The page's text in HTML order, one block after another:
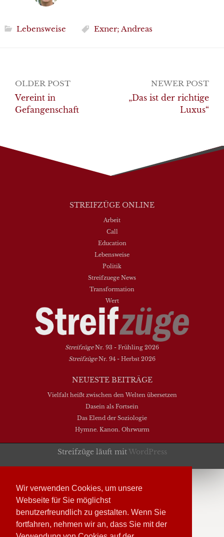
Wir verwenden Cookies, um unsere
Webseite für Sie möglichst
benutzerfreundlich zu gestalten. Wenn Sie
fortfahren, nehmen wir an, dass Sie mit der
Lebensweise Exner; Andreas
Post
navigation
OLDER POST
Vereint in
Gefangenschaft
NEWER POST
„Das ist der richtige
Luxus“
STREIFZÜGE ONLINE
Arbeit
Call
Education
Lebensweise
Politik
Streifzuege News
Transformation
Wert
StreifzügeNr. 93 - Frühling 2026
StreifzügeNr. 94 - Herbst 2026
NEUESTE BEITRÄGE
Vielfalt heißt zwischen den Welten übersetzen
Dasein als Fortsein
Das Elend der Soziologie
Hymne. Kanon. Ohrwurm
Streifzüge läuft mitWordPress